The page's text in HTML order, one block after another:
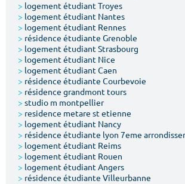
Votre date d'entrée
Chercher
> logement étudiant Troyes
> logement étudiant Nantes
> logement étudiant Rennes
> résidence étudiante Grenoble
> logement étudiant Strasbourg
> logement étudiant Nice
> logement étudiant Caen
> résidence étudiante Courbevoie
> résidence grandmont tours
> studio m montpellier
> residence metare st etienne
> logement étudiant Nancy
> résidence étudiante lyon 7eme
> logement étudiant Reims
> logement étudiant Rouen
> logement étudiant Angers
> résidence étudiante Villeurbanne